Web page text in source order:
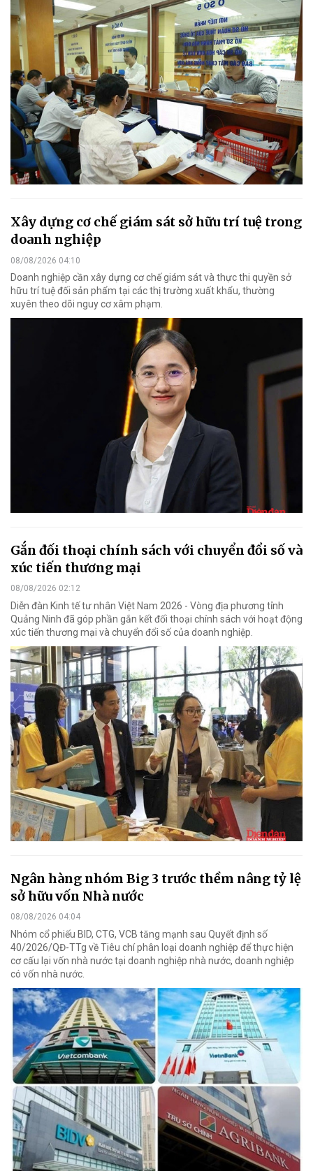
Xây dựng cơ chế giám sát sở hữu trí tuệ trong
doanh nghiệp
08/08/2026 04:10
Doanh nghiệp cần xây dựng cơ chế giám sát và thực thi quyền sở
hữu trí tuệ đối sản phẩm tại các thị trường xuất khẩu, thường
xuyên theo dõi nguy cơ xâm phạm.
Gắn đối thoại chính sách với chuyển đổi số và
xúc tiến thương mại
08/08/2026 02:12
Diễn đàn Kinh tế tư nhân Việt Nam 2026 - Vòng địa phương tỉnh
Quảng Ninh đã góp phần gắn kết đối thoại chính sách với hoạt động
xúc tiến thương mại và chuyển đổi số của doanh nghiệp.
Ngân hàng nhóm Big 3 trước thềm nâng tỷ lệ
sở hữu vốn Nhà nước
08/08/2026 04:04
Nhóm cổ phiếu BID, CTG, VCB tăng mạnh sau Quyết định số
40/2026/QĐ-TTg về Tiêu chí phân loại doanh nghiệp để thực hiện
cơ cấu lại vốn nhà nước tại doanh nghiệp nhà nước, doanh nghiệp
có vốn nhà nước.